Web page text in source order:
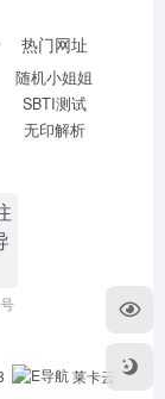
热门网址
随机小姐姐
SBTI测试
无印解析
莱卡云